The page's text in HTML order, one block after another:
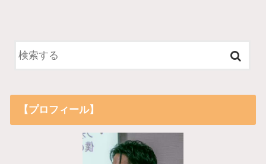
【プロフィール】